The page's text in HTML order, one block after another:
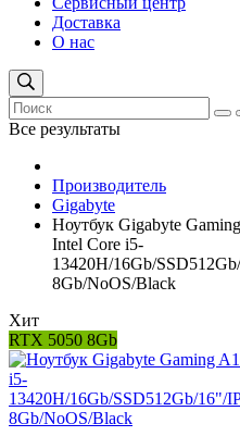
Доставка
О нас
Все результаты
Производитель
Gigabyte
Ноутбук Gigabyte
Intel Core i5-
13420H/16Gb/
8Gb/NoOS/Black
Хит
RTX 5050 8Gb